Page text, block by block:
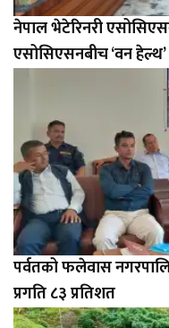
नेपाल भेटेरिनरी
एसोसिएसनबीच ‘वन
पर्वतको फलेवास
प्रगति ८३ प्रतिशत